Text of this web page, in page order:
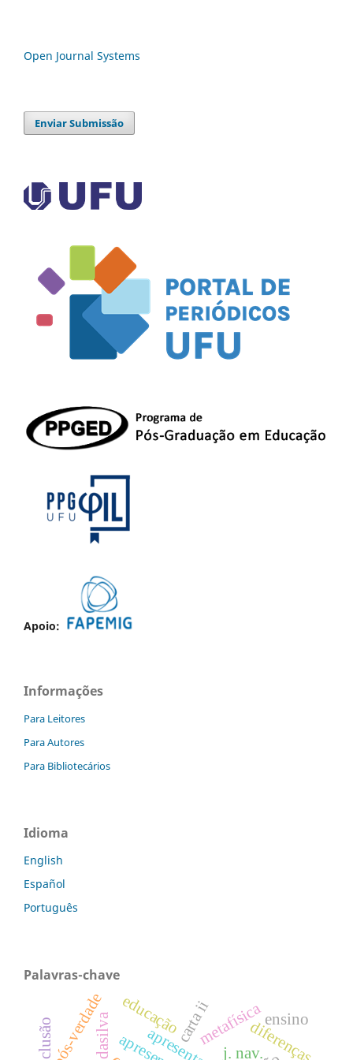
Open Journal Systems
Enviar Submissão
Apoio:
Informações
Para Leitores
Para Autores
Para Bibliotecários
Idioma
English
Español
Português
Palavras-chave
j. nav.
carta ii diferenças
metafísica
educação
pós-verdade ensino